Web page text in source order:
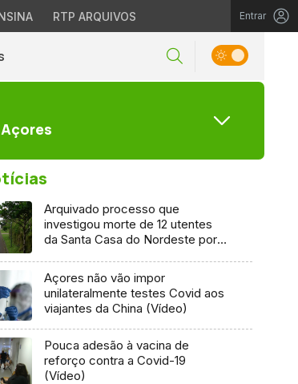
RTP ARQUIVOS Entrar
Arquivado processo que
investigou morte de 12 utentes
da Santa Casa do Nordeste por
Açores não vão impor
unilateralmente testes Covid aos
viajantes da China (Vídeo)
Pouca adesão à vacina de
reforço contra a Covid-19
(Vídeo)